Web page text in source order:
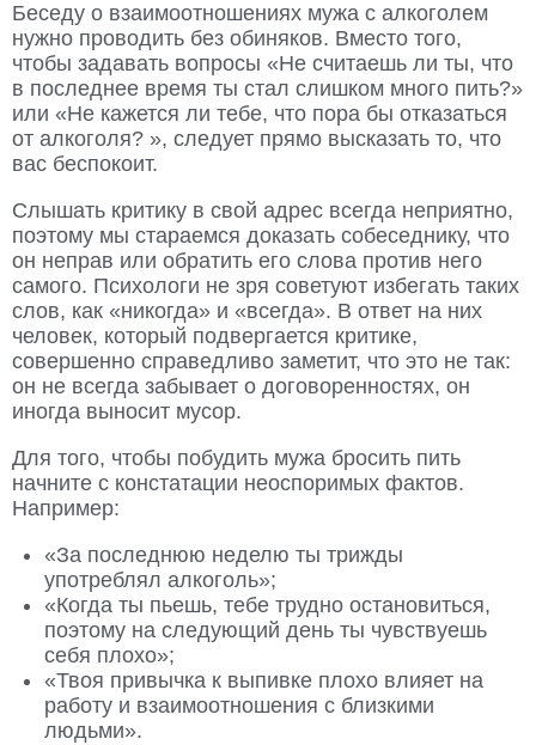
Беседу о взаимоотношениях мужа с алкоголем
нужно проводить без обиняков. Вместо того,
чтобы задавать вопросы «Не считаешь ли ты, что
в последнее время ты стал слишком много пить?»
или «Не кажется ли тебе, что пора бы отказаться
от алкоголя? », следует прямо высказать то, что
вас беспокоит.
Слышать критику в свой адрес всегда неприятно,
поэтому мы стараемся доказать собеседнику, что
он неправ или обратить его слова против него
самого. Психологи не зря советуют избегать таких
слов, как «никогда» и «всегда». В ответ на них
человек, который подвергается критике,
совершенно справедливо заметит, что это не так:
он не всегда забывает о договоренностях, он
иногда выносит мусор.
Для того, чтобы побудить мужа бросить пить
начните с констатации неоспоримых фактов.
Например:
«За последнюю неделю ты трижды
употреблял алкоголь»;
«Когда ты пьешь, тебе трудно остановиться,
поэтому на следующий день ты чувствуешь
себя плохо»;
«Твоя привычка к выпивке плохо влияет на
работу и взаимоотношения с близкими
людьми».